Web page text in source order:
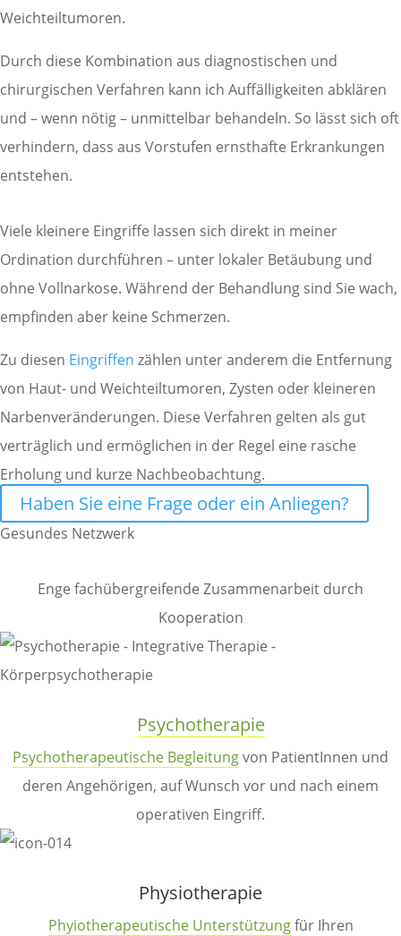
Weichteiltumoren.
Durch diese Kombination aus diagnostischen und
chirurgischen Verfahren kann ich Auffälligkeiten abklären
und – wenn nötig – unmittelbar behandeln. So lässt sich oft
verhindern, dass aus Vorstufen ernsthafte Erkrankungen
entstehen.
Viele kleinere Eingriffe lassen sich direkt in meiner
Ordination durchführen – unter lokaler Betäubung und
ohne Vollnarkose. Während der Behandlung sind Sie wach,
empfinden aber keine Schmerzen.
Zu diesen Eingriffen zählen unter anderem die Entfernung
von Haut- und Weichteiltumoren, Zysten oder kleineren
Narbenveränderungen. Diese Verfahren gelten als gut
verträglich und ermöglichen in der Regel eine rasche
Erholung und kurze Nachbeobachtung.
Haben Sie eine Frage oder ein Anliegen?
Gesundes Netzwerk
Enge fachübergreifende Zusammenarbeit durch
Kooperation
Psychotherapie
Psychotherapeutische Begleitungvon PatientInnen und
deren Angehörigen, auf Wunsch vor und nach einem
operativen Eingriff.
Physiotherapie
Phyiotherapeutische Unterstützungfür Ihren